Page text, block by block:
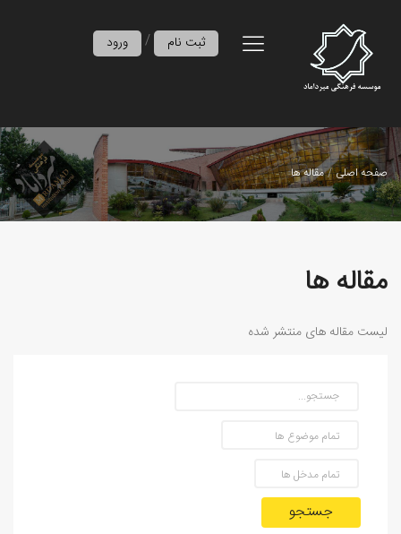
ورود / ثبت نام
صفحه اصلی مقاله ها
مقاله ها
لیست مقاله های منتشر شده
جستجو